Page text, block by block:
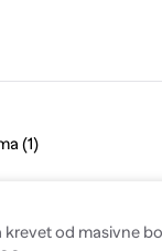
(1)
krevet od masivne